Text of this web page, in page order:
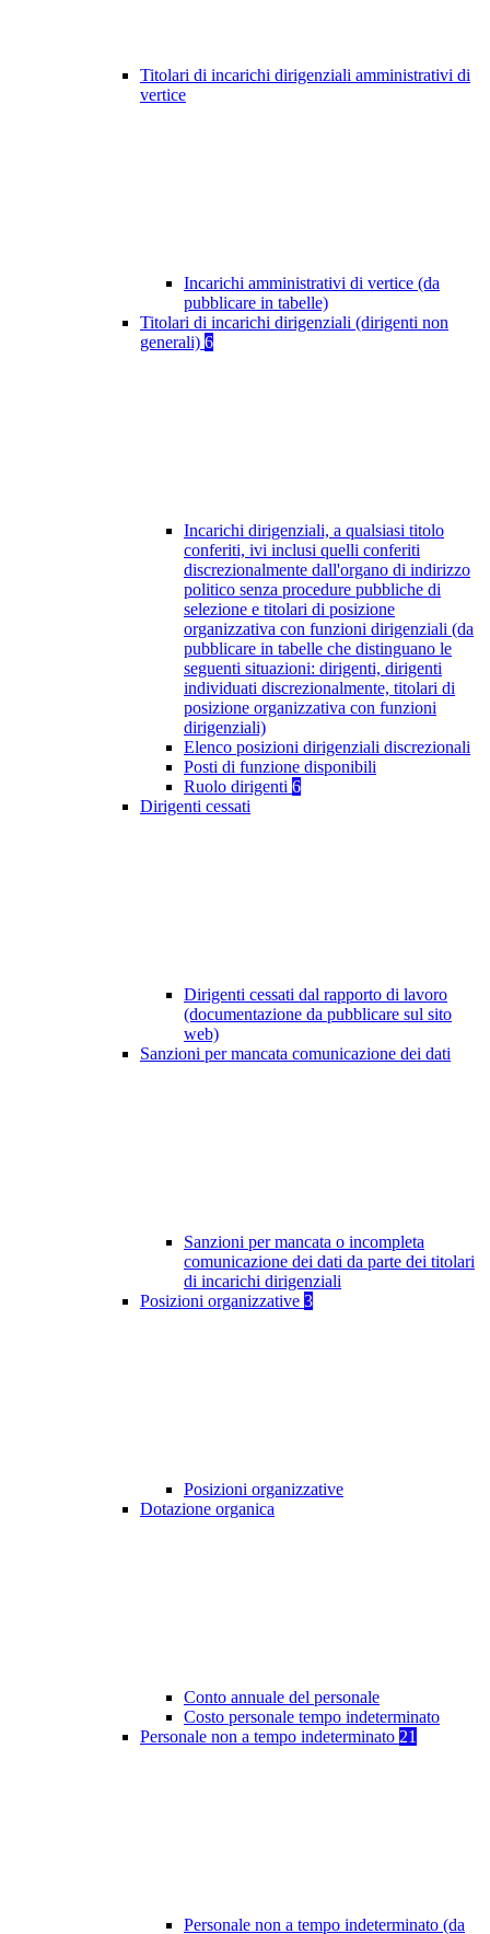
Titolari di incarichi dirigenziali amministrativi di
vertice
Incarichi amministrativi di vertice (da
pubblicare in tabelle)
Titolari di incarichi dirigenziali (dirigenti non
generali) 6
Incarichi dirigenziali, a qualsiasi titolo
conferiti, ivi inclusi quelli conferiti
discrezionalmente dall'organo di indirizzo
politico senza procedure pubbliche di
selezione e titolari di posizione
organizzativa con funzioni dirigenziali (da
pubblicare in tabelle che distinguano le
seguenti situazioni: dirigenti, dirigenti
individuati discrezionalmente, titolari di
posizione organizzativa con funzioni
dirigenziali)
Elenco posizioni dirigenziali discrezionali
Posti di funzione disponibili
Ruolo dirigenti 6
Dirigenti cessati
Dirigenti cessati dal rapporto di lavoro
(documentazione da pubblicare sul sito
web)
Sanzioni per mancata comunicazione dei dati
Sanzioni per mancata o incompleta
comunicazione dei dati da parte dei titolari
di incarichi dirigenziali
Posizioni organizzative 3
Posizioni organizzative
Dotazione organica
Conto annuale del personale
Costo personale tempo indeterminato
Personale non a tempo indeterminato 21
Personale non a tempo indeterminato (da